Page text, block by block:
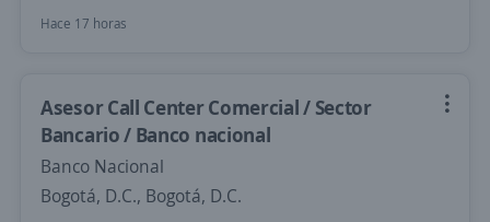
Hace 17 horas
Asesor Call Center Comercial / Sector
Bancario / Banco nacional
Banco Nacional
Bogotá, D.C., Bogotá, D.C.